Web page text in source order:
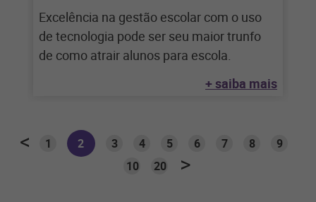
Excelência na gestão escolar com o uso
de tecnologia pode ser seu maior trunfo
de como atrair alunos para escola.
+ saiba mais
1 2 3 4 5 6 7 8
9
10
20